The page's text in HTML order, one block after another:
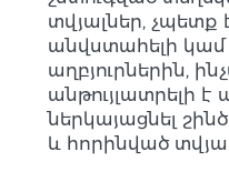
տվյալներ, չպետք
անվստահելի կամ
աղբյուրներին,
անթույլատրելի
ներկայացնել
և հորինված